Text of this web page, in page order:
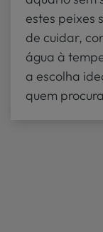
estes peixes
de cuidar,
água à
a escolha
quem